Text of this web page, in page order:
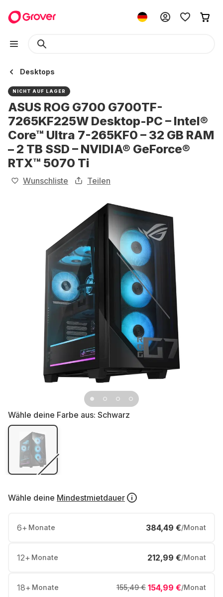
Desktops
NICHT AUF LAGER
ASUS ROG G700 G700TF-
7265KF225W Desktop-PC – Intel®
Core™ Ultra 7-265KF0 – 32 GB RAM
– 2 TB SSD – NVIDIA® GeForce®
RTX™ 5070 Ti
Wunschliste Teilen
Wähle deine Farbe aus: Schwarz
Wähle deine Mindestmietdauer
6+ Monate 384,49 €/Monat
12+ Monate 212,99 €/Monat
18+ Monate 154,99 €/Monat
155,49 €